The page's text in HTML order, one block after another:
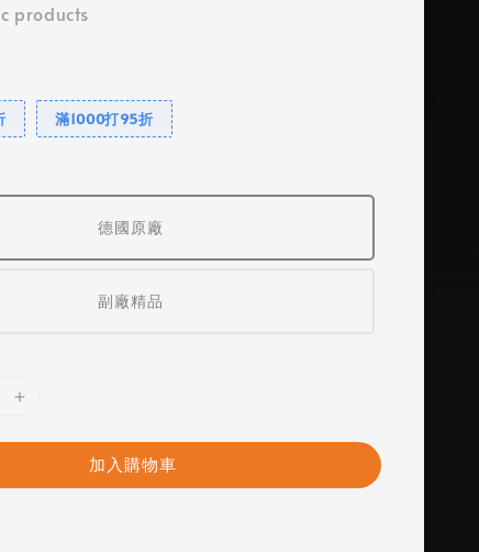
products
滿1000打95折
德國原廠
副廠精品
加入購物車